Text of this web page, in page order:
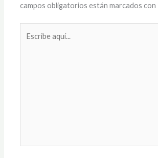
campos obligatorios están marcados con